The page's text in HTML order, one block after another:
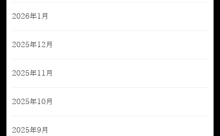
2026年1月
2025年12月
2025年11月
2025年10月
2025年9月